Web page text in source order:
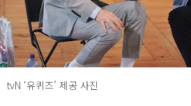
tvN ‘유퀴즈’ 제공 사진